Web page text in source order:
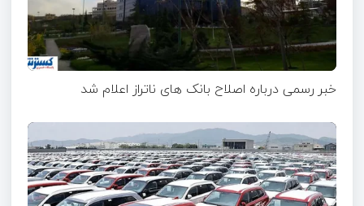
خبر رسمی درباره اصلاح بانک های ناتراز اعلام شد